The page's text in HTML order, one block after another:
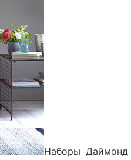
Наборы Даймонд